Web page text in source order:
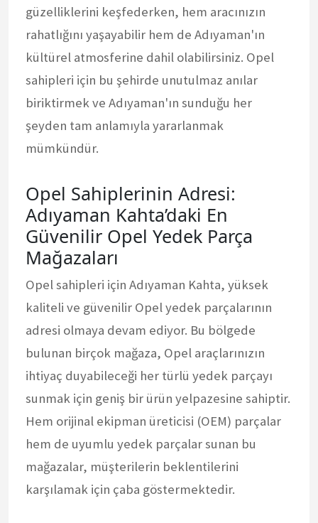
güzelliklerini keşfederken, hem aracınızın
rahatlığını yaşayabilir hem de Adıyaman'ın
kültürel atmosferine dahil olabilirsiniz. Opel
sahipleri için bu şehirde unutulmaz anılar
biriktirmek ve Adıyaman'ın sunduğu her
şeyden tam anlamıyla yararlanmak
mümkündür.
Opel Sahiplerinin Adresi:
Adıyaman Kahta’daki En
Güvenilir Opel Yedek Parça
Mağazaları
Opel sahipleri için Adıyaman Kahta, yüksek
kaliteli ve güvenilir Opel yedek parçalarının
adresi olmaya devam ediyor. Bu bölgede
bulunan birçok mağaza, Opel araçlarınızın
ihtiyaç duyabileceği her türlü yedek parçayı
sunmak için geniş bir ürün yelpazesine sahiptir.
Hem orijinal ekipman üreticisi (OEM) parçalar
hem de uyumlu yedek parçalar sunan bu
mağazalar, müşterilerin beklentilerini
karşılamak için çaba göstermektedir.